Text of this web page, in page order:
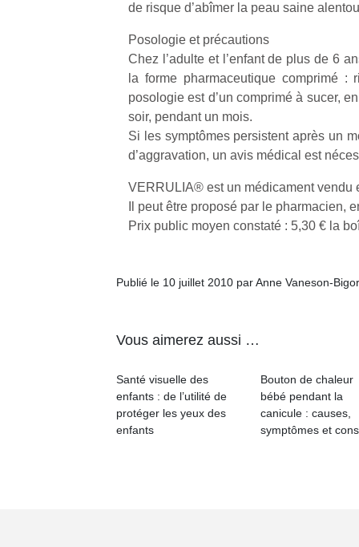
de risque d’abîmer la peau saine
Posologie et précautions
Chez l’adulte et l’enfant de plus de 6
la forme pharmaceutique comprimé :
posologie est d’un comprimé à sucer,
soir, pendant un mois.
Si les symptômes persistent après un
d’aggravation, un avis médical est
VERRULIA® est un médicament vendu
Il peut être proposé par le pharmacien,
Prix public moyen constaté : 5,30 € la
Publié le 10 juillet 2010 par Anne Vaneson-
Vous aimerez aussi …
Santé visuelle des
enfants : de l’utilité de
protéger les yeux des
enfants
Bouton de chaleur
bébé pendant la
canicule : causes,
symptômes et